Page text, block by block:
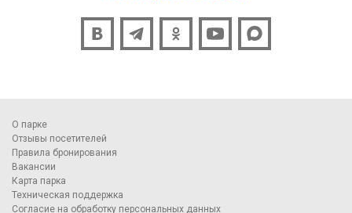
О парке
Отзывы посетителей
Правила бронирования
Вакансии
Карта парка
Техническая поддержка
Согласие на обработку персональных данных